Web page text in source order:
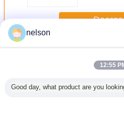
MeerOp zwaar werk berekende
nelson
12:55
Good day, what product are you